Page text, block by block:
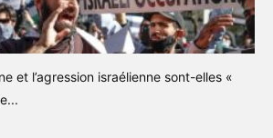
et l’agression israélienne sont-elles «